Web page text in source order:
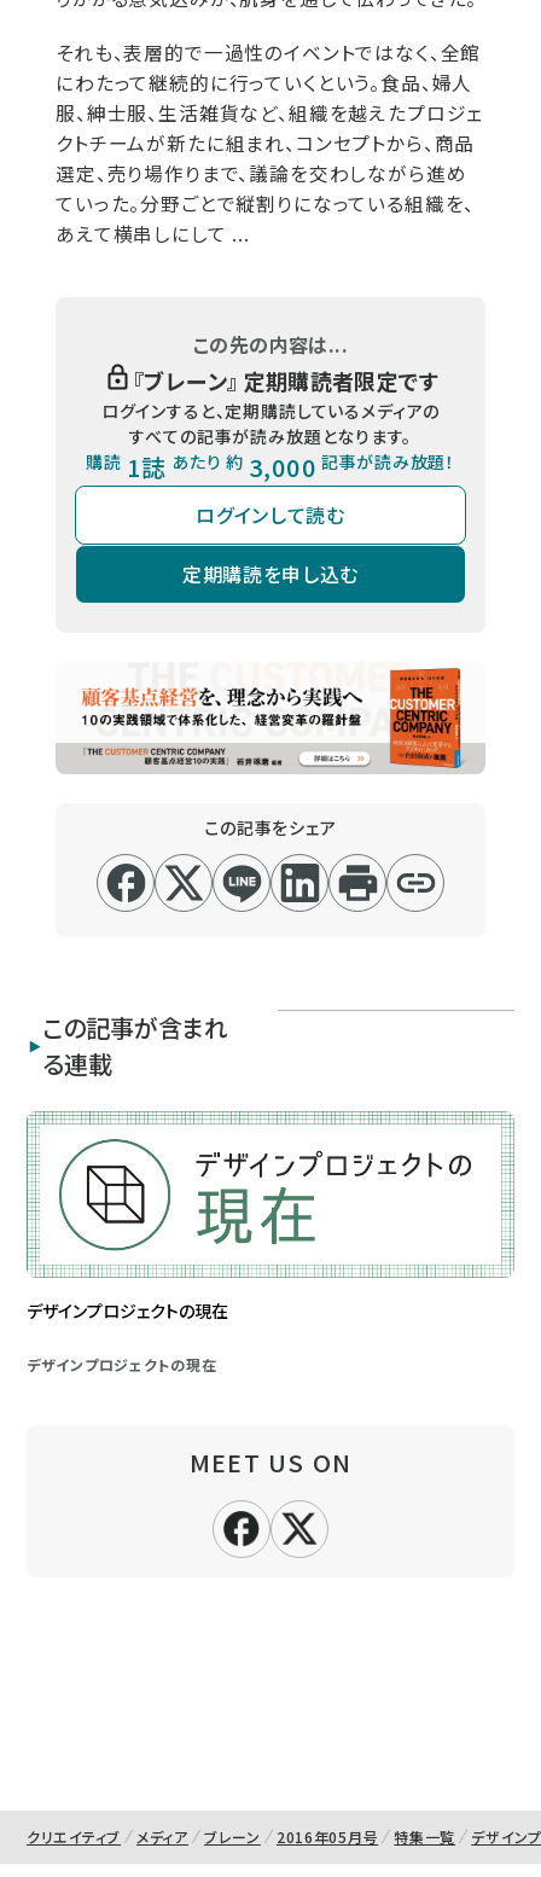
それも、表層的で一過性のイベントではなく、全館
にわたって継続的に行っていくという。食品、婦人
服、紳士服、生活雑貨など、組織を越えたプロジェ
クトチームが新たに組まれ、コンセプトから、商品
選定、売り場作りまで、議論を交わしながら進め
ていった。分野ごとで縦割りになっている組織を、
あえて横串しにして ...
この先の内容は...
『ブレーン』 定期購読者限定です
ログインすると、定期購読しているメディアの
すべての記事が読み放題となります。
購読 1誌 あたり 約 3,000 記事が読み放題！
ログインして読む
定期購読を申し込む
この記事をシェア
この記事が含まれ
る連載
デザインプロジェクトの現在
デザインプロジェクトの現在
MEET US ON
クリエイティブ メディア ブレーン 2016年05月号 特集一覧 デザイン